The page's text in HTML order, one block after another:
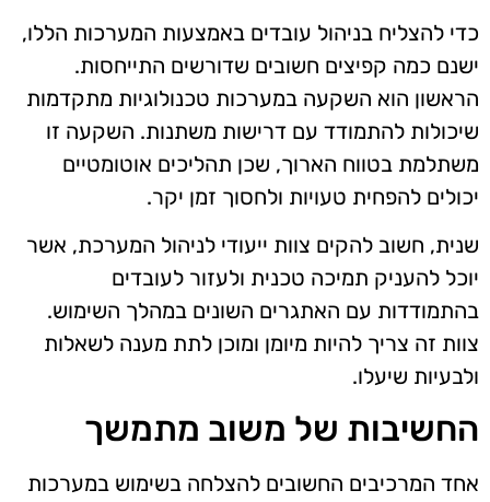
כדי להצליח בניהול עובדים באמצעות המערכות הללו,
ישנם כמה קפיצים חשובים שדורשים התייחסות.
הראשון הוא השקעה במערכות טכנולוגיות מתקדמות
שיכולות להתמודד עם דרישות משתנות. השקעה זו
משתלמת בטווח הארוך, שכן תהליכים אוטומטיים
יכולים להפחית טעויות ולחסוך זמן יקר.
שנית, חשוב להקים צוות ייעודי לניהול המערכת, אשר
יוכל להעניק תמיכה טכנית ולעזור לעובדים
בהתמודדות עם האתגרים השונים במהלך השימוש.
צוות זה צריך להיות מיומן ומוכן לתת מענה לשאלות
ולבעיות שיעלו.
החשיבות של משוב מתמשך
אחד המרכיבים החשובים להצלחה בשימוש במערכות